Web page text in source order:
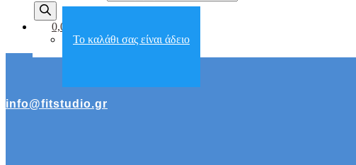
0,00€
Το καλάθι σας είναι άδειο
info@fitstudio.gr